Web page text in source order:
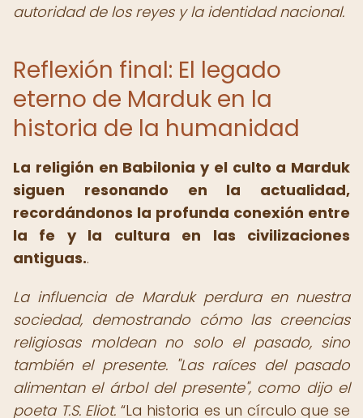
autoridad de los reyes y la identidad nacional.
Reflexión final: El legado
eterno de Marduk en la
historia de la humanidad
La religión en Babilonia y el culto a Marduk
siguen resonando en la actualidad,
recordándonos la profunda conexión entre
la fe y la cultura en las civilizaciones
antiguas..
La influencia de Marduk perdura en nuestra
sociedad, demostrando cómo las creencias
religiosas moldean no solo el pasado, sino
también el presente. "Las raíces del pasado
alimentan el árbol del presente", como dijo el
poeta T.S. Eliot. La historia es un círculo que se